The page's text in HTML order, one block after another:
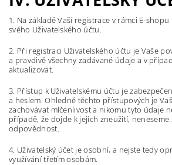
1. Na základě Vaší registrace v rámci E-
svého Uživatelského účtu.
2. Při registraci Uživatelského účtu je Vaše
a pravdivě všechny zadávané údaje a v
aktualizovat.
3. Přístup k Uživatelskému účtu je
a heslem. Ohledně těchto přístupových je
zachovávat mlčenlivost a nikomu tyto údaje
případě, že dojde k jejich zneužití, neneseme
odpovědnost.
4. Uživatelský účet je osobní, a nejste tedy
využívání třetím osobám.